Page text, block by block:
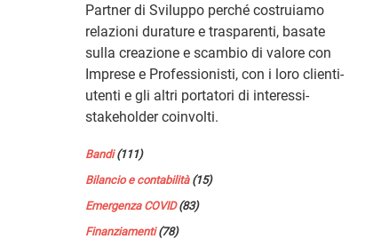
Partner di Sviluppo perché costruiamo
relazioni durature e trasparenti, basate
sulla creazione e scambio di valore con
Imprese e Professionisti, con i loro clienti-
utenti e gli altri portatori di interessi-
stakeholder coinvolti.
Bandi(111)
Bilancio e contabilità(15)
Emergenza COVID(83)
Finanziamenti(78)